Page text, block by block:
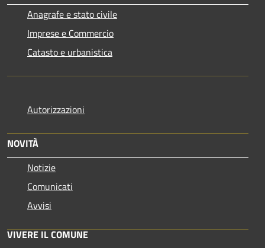
Anagrafe e stato civile
Imprese e Commercio
Catasto e urbanistica
Autorizzazioni
NOVITÀ
Notizie
Comunicati
Avvisi
VIVERE IL COMUNE